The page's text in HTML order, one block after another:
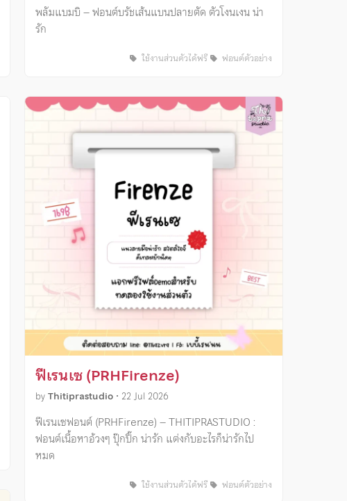
พลัมแบมบิ – ฟอนต์บรัชเส้นแบนปลายตัด ตัวโงนเงน น่า
รัก
ใช้งานส่วนตัวได้ฟรี ฟอนต์ตัวอย่าง
ฟีเรนเซ (PRHFirenze)
byThitiprastudio• 22 Jul 2026
ฟีเรนเซฟอนต์ (PRHFirenze) – THITIPRASTUDIO :
ฟอนต์เนื้อหาอ้วงๆ ปุ๊กปิ๊ก น่ารัก แต่งกับอะไรก็น่ารักไป
หมด
ใช้งานส่วนตัวได้ฟรี ฟอนต์ตัวอย่าง